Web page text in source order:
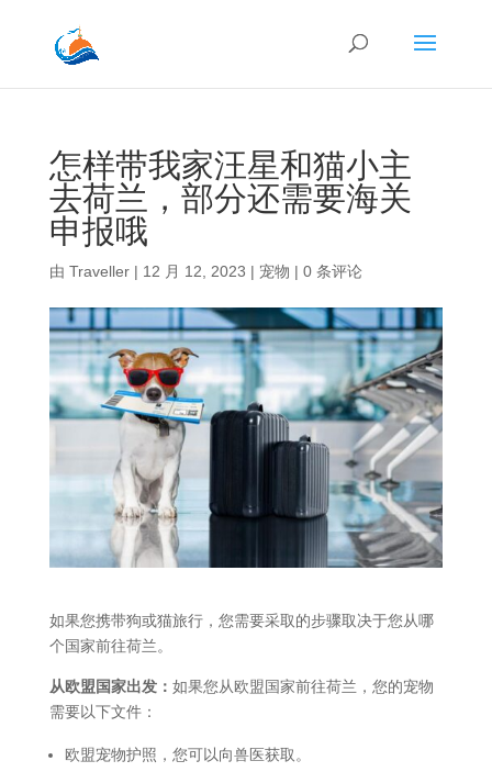
怎样带我家汪星和猫小主
去荷兰，部分还需要海关
申报哦
由 Traveller| 12 月 12, 2023 | 宠物 | 0 条评论
如果您携带狗或猫旅行，您需要采取的步骤取决于您从哪
个国家前往荷兰。
从欧盟国家出发： 如果您从欧盟国家前往荷兰，您的宠物
需要以下文件：
欧盟宠物护照，您可以向兽医获取。